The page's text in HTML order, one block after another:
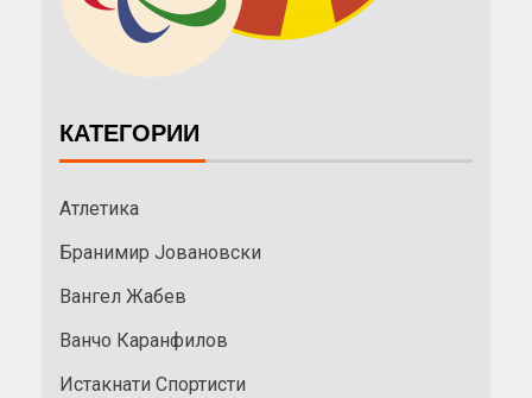
КАТЕГОРИИ
Атлетика
Бранимир Јовановски
Вангел Жабев
Ванчо Каранфилов
Истакнати Спортисти